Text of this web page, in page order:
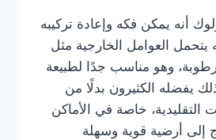
أنه يمكن فكه وإعادة تركيبه
يتحمل العوامل الخارجية مثل
وهو مناسب جدًا لطبيعة
يفضله الكثيرون بدلًا من
التقليدية، خاصة في الأماكن
إلى أرضية قوية وسهلة